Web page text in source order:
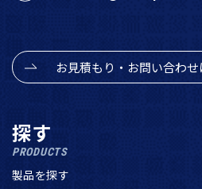
お見積もり・お問い合わせ
探す
PRODUCTS
製品を探す